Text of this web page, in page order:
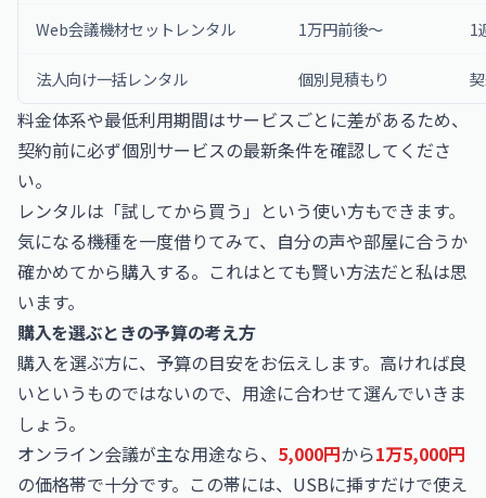
Web会議機材セットレンタル 1万円前後〜 1
法人向け一括レンタル 個別見積もり
料金体系や最低利用期間はサービスごとに差があるため、
契約前に必ず個別サービスの最新条件を確認してくださ
い。
レンタルは「試してから買う」という使い方もできます。
気になる機種を一度借りてみて、自分の声や部屋に合うか
確かめてから購入する。これはとても賢い方法だと私は思
います。
購入を選ぶときの予算の考え方
購入を選ぶ方に、予算の目安をお伝えします。高ければ良
いというものではないので、用途に合わせて選んでいきま
しょう。
オンライン会議が主な用途なら、 5,000円から1万5,000円
の価格帯で十分です。この帯には、USBに挿すだけで使え